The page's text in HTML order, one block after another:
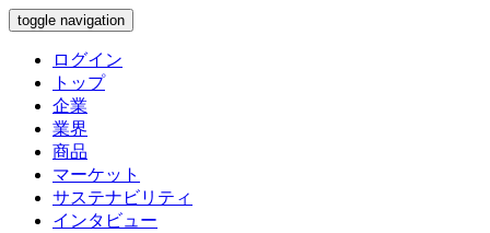
toggle navigation
ログイン
トップ
企業
業界
商品
マーケット
サステナビリティ
インタビュー